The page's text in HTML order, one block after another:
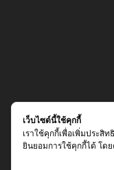
เว็บไซต์นี้ใช้คุกกี้
เราใช้คุกกี้เพื่อเพิ่มประสิ
ยินยอมการใช้คุกกี้ได้ โด